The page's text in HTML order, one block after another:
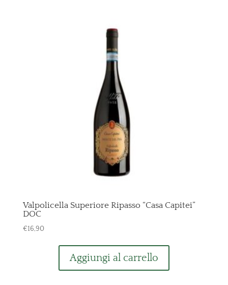
Valpolicella Superiore Ripasso “Casa Capitei”
DOC
€16,90
Aggiungi al carrello